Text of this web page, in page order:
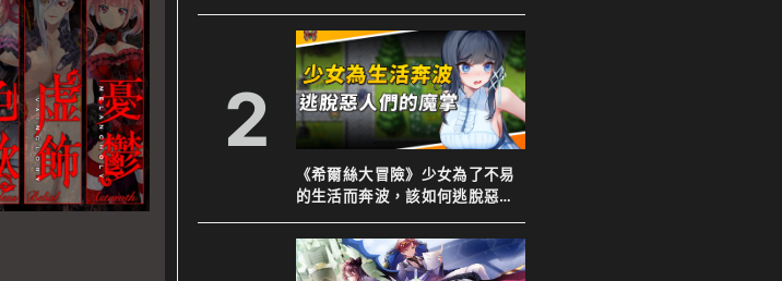
綾子小姐》等新舊作下殺７８
折！
2
《希爾絲大冒險》少女為了不易
的生活而奔波，該如何逃脫惡人
們的魔掌